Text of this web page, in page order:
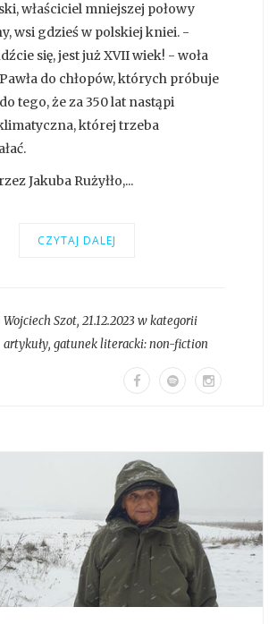
właściciel mniejszej połowy
wsi gdzieś w polskiej kniei. -
się, jest już XVII wiek! - woła
do chłopów, których próbuje
tego, że za 350 lat nastąpi
której trzeba
Jakuba Rużyłło,...
CZYTAJ DALEJ
Wojciech Szot, 21.12.2023 w kategorii
artykuły, gatunek literacki:non-fiction